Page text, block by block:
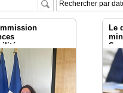
Rechercher par
du numérique et
de la France
Le